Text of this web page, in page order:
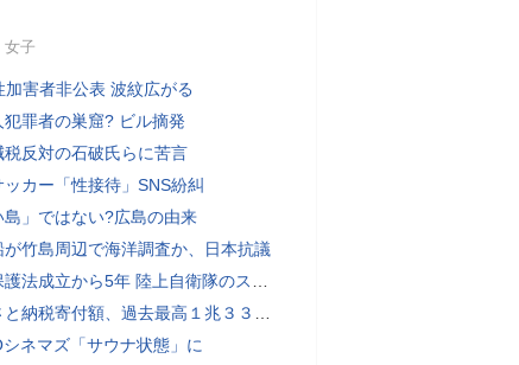
女子
加害者非公表 波紋広がる
犯罪者の巣窟? ビル摘発
税反対の石破氏らに苦言
ッカー「性接待」SNS紛糾
島」ではない?広島の由来
が竹島周辺で海洋調査か、日本抗議
ら5年 陸上自衛隊のスパイ組織「別班」暴いたベテラン記者が警鐘 - BLOGOS編集部
付額、過去最高１兆３３１４億円…住民税控除額最大は横浜市の３７３億円
ネマズ「サウナ状態」に